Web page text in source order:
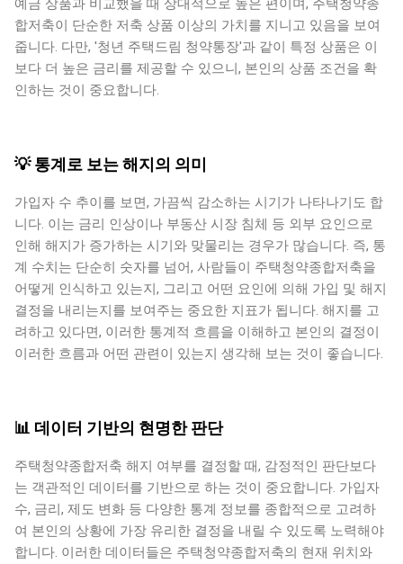
예금 상품과 비교했을 때 상대적으로 높은 편이며, 주택청약종
합저축이 단순한 저축 상품 이상의 가치를 지니고 있음을 보여
줍니다. 다만, '청년 주택드림 청약통장'과 같이 특정 상품은 이
보다 더 높은 금리를 제공할 수 있으니, 본인의 상품 조건을 확
인하는 것이 중요합니다.
💡 통계로 보는 해지의 의미
가입자 수 추이를 보면, 가끔씩 감소하는 시기가 나타나기도 합
니다. 이는 금리 인상이나 부동산 시장 침체 등 외부 요인으로
인해 해지가 증가하는 시기와 맞물리는 경우가 많습니다. 즉, 통
계 수치는 단순히 숫자를 넘어, 사람들이 주택청약종합저축을
어떻게 인식하고 있는지, 그리고 어떤 요인에 의해 가입 및 해지
결정을 내리는지를 보여주는 중요한 지표가 됩니다. 해지를 고
려하고 있다면, 이러한 통계적 흐름을 이해하고 본인의 결정이
이러한 흐름과 어떤 관련이 있는지 생각해 보는 것이 좋습니다.
📊 데이터 기반의 현명한 판단
주택청약종합저축 해지 여부를 결정할 때, 감정적인 판단보다
는 객관적인 데이터를 기반으로 하는 것이 중요합니다. 가입자
수, 금리, 제도 변화 등 다양한 통계 정보를 종합적으로 고려하
여 본인의 상황에 가장 유리한 결정을 내릴 수 있도록 노력해야
합니다. 이러한 데이터들은 주택청약종합저축의 현재 위치와